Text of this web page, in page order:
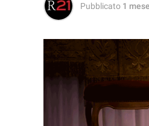
Pubblicato 1